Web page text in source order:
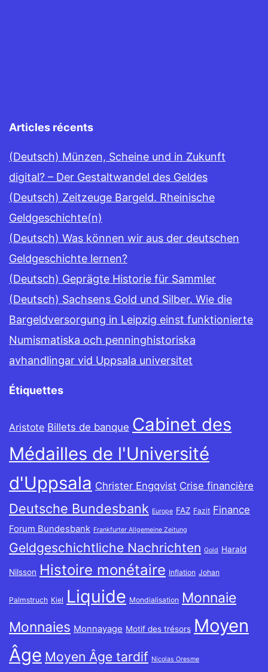
Articles récents
(Deutsch) Münzen, Scheine und in Zukunft
digital? – Der Gestaltwandel des Geldes
(Deutsch) Zeitzeuge Bargeld. Rheinische
Geldgeschichte(n)
(Deutsch) Was können wir aus der deutschen
Geldgeschichte lernen?
(Deutsch) Geprägte Historie für Sammler
(Deutsch) Sachsens Gold und Silber. Wie die
Bargeldversorgung in Leipzig einst funktionierte
Numismatiska och penninghistoriska
avhandlingar vid Uppsala universitet
Étiquettes
Aristote Billets de banque Cabinet des
Médailles de l'Université
d'Uppsala Christer Engqvist Crise financière
Deutsche Bundesbank Europe FAZ Fazit Finance
Forum Bundesbank Frankfurter Allgemeine Zeitung
Geldgeschichtliche Nachrichten Gold Harald
Nilsson Histoire monétaire Inflation Johan
Palmstruch Kiel Liquide Mondialisation Monnaie
Monnaies Monnayage Motif des trésors Moyen
Âge Moyen Âge tardif Nicolas Oresme